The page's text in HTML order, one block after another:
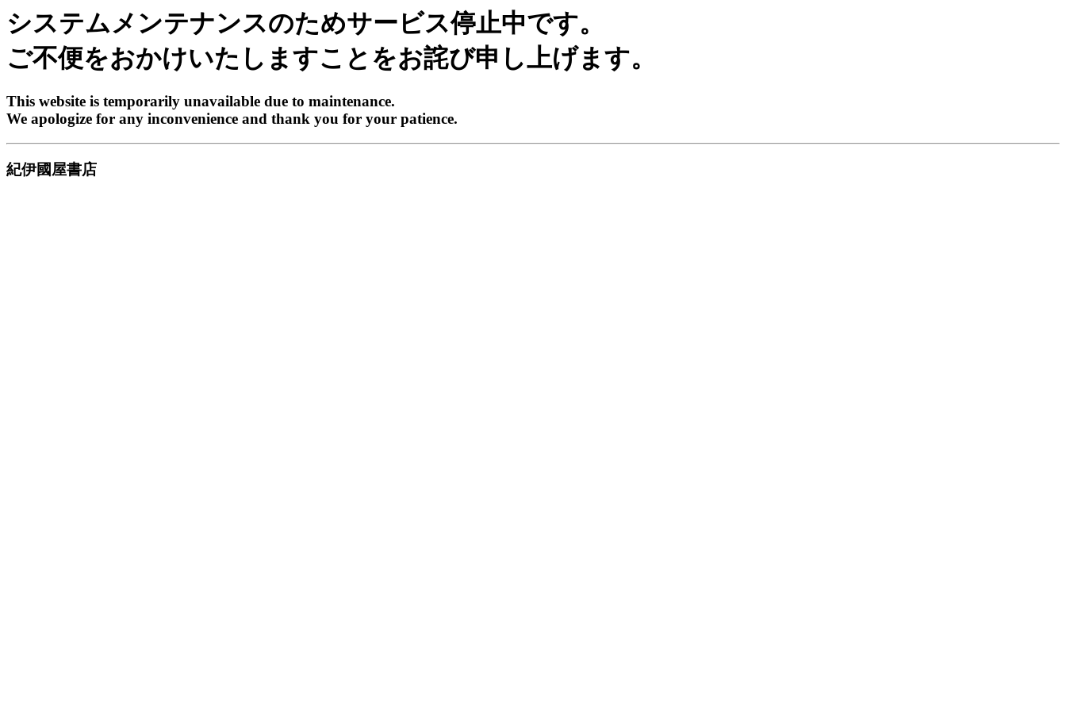
システムメンテナンスのためサービス停止中です。
ご不便をおかけいたしますことをお詫び申し上げます。
This website is temporarily unavailable due to maintenance.
We apologize for any inconvenience and thank you for your patience.
紀伊國屋書店